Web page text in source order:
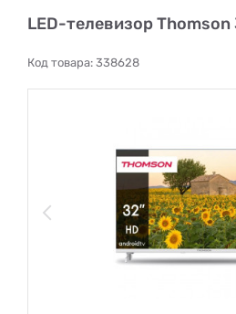
LED-телевизор Thomson
Код товара: 338628